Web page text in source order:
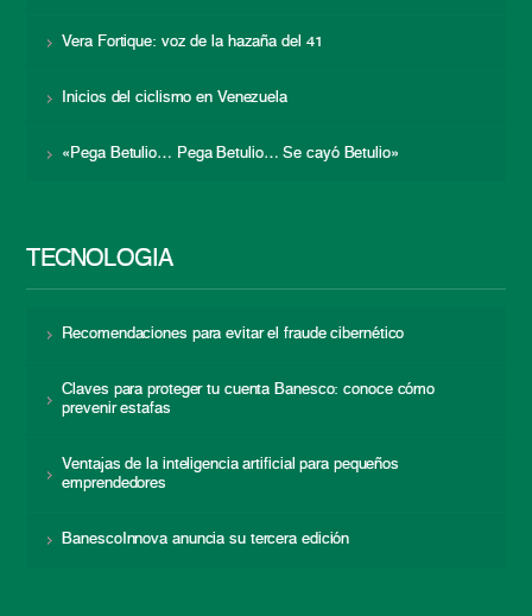
Vera Fortique: voz de la hazaña del 41
Inicios del ciclismo en Venezuela
«Pega Betulio… Pega Betulio… Se cayó Betulio»
TECNOLOGÍA
Recomendaciones para evitar el fraude cibernético
Claves para proteger tu cuenta Banesco: conoce cómo
prevenir estafas
Ventajas de la inteligencia artificial para pequeños
emprendedores
BanescoInnova anuncia su tercera edición